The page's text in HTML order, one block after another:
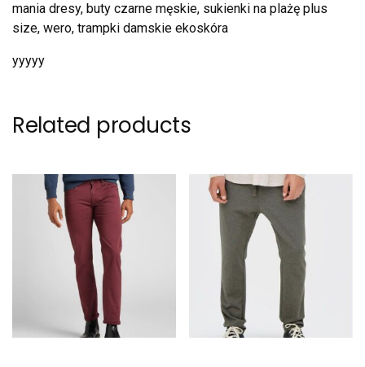
mania dresy, buty czarne męskie, sukienki na plażę plus
size, wero, trampki damskie ekoskóra
yyyyy
Related products